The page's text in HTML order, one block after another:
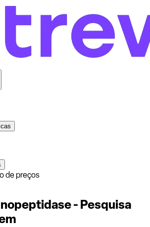
de preços
- Pesquisa